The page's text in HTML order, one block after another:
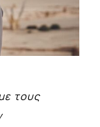
τους